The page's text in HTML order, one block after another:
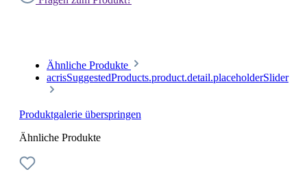
Ähnliche Produkte
acrisSuggestedProducts.product.detail.placeholderSlider
Produktgalerie überspringen
Ähnliche Produkte